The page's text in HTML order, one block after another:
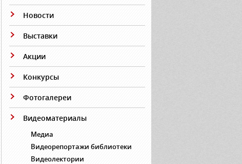
Новости
Выставки
Акции
Конкурсы
Фотогалереи
Видеоматериалы
Медиа
Видеорепортажи библиотеки
Видеолектории